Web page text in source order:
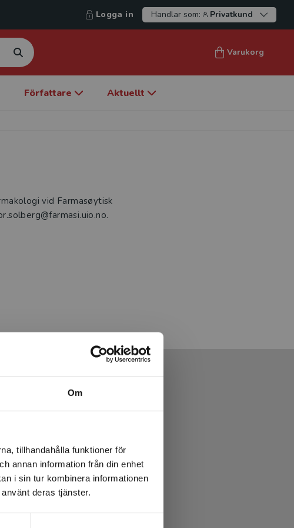
Om
tillhandahålla funktioner för
annan information från din enhet
i sin tur kombinera informationen
deras tjänster.
en
Logga in Handlar som: Privatkund
Varukorg
Författare Aktuellt
vid Farmasøytisk